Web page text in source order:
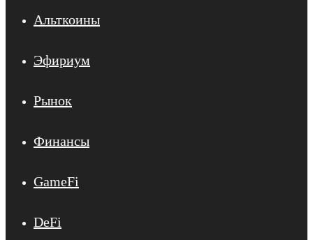
Альткоины
Эфириум
Рынок
Финансы
GameFi
DeFi